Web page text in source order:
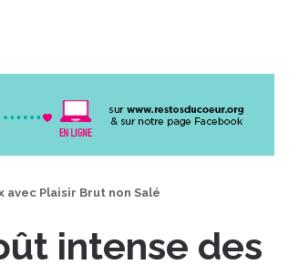
Plaisir Brut non Salé
intense des